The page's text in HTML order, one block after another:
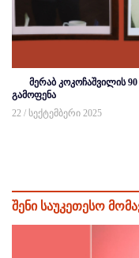
მერაბ კოკოჩაშვილის
გამოფენა
22 / სექტემბერი 2025
შენი საუკეთესო